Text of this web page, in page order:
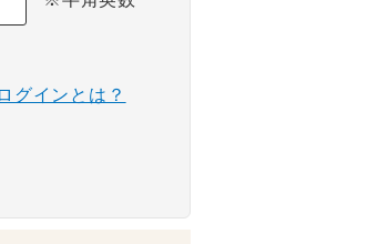
グインとは？